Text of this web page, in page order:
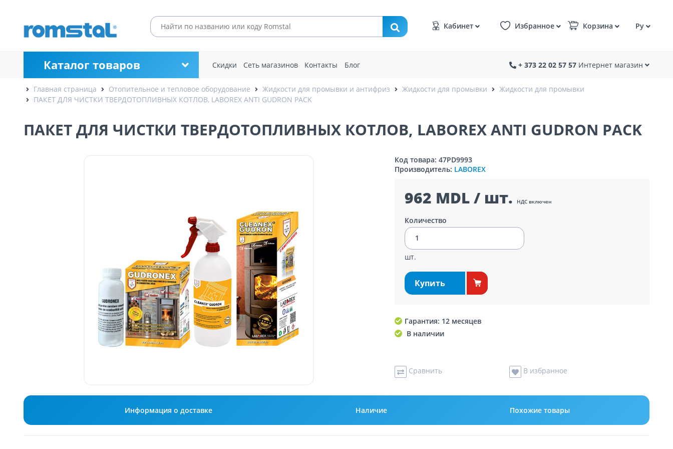
Кабинет Избранное Корзина Ру
Каталог товаров Скидки Сеть магазинов Контакты Блог + 373 22 02 57 57 Интернет магазин
Главная страница Отопительное и тепловое оборудование Жидкости для промывки и антифриз Жидкости для промывки
Жидкости для промывки
ПАКЕТ ДЛЯ ЧИСТКИ ТВЕРДОТОПЛИВНЫХ КОТЛОВ, LABOREX ANTI GUDRON PACK
ПАКЕТ ДЛЯ ЧИСТКИ ТВЕРДОТОПЛИВНЫХ КОТЛОВ, LABOREX ANTI GUDRON PACK
Код товара: 47PD9993
Производитель: LABOREX
962 MDL / шт. НДС включен
Количество
шт.
Купить
Гарантия: 12 месяцев
В наличии
Сравнить В избранное
Информация о доставке Наличие Похожие товары